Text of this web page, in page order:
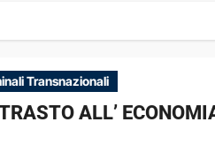
Transnazionali
ALL’